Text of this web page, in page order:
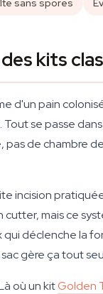
sans spores
kits
d'un pain
se passe
de
mais ce
déclenche la
gère ça tout
où un kitGolden